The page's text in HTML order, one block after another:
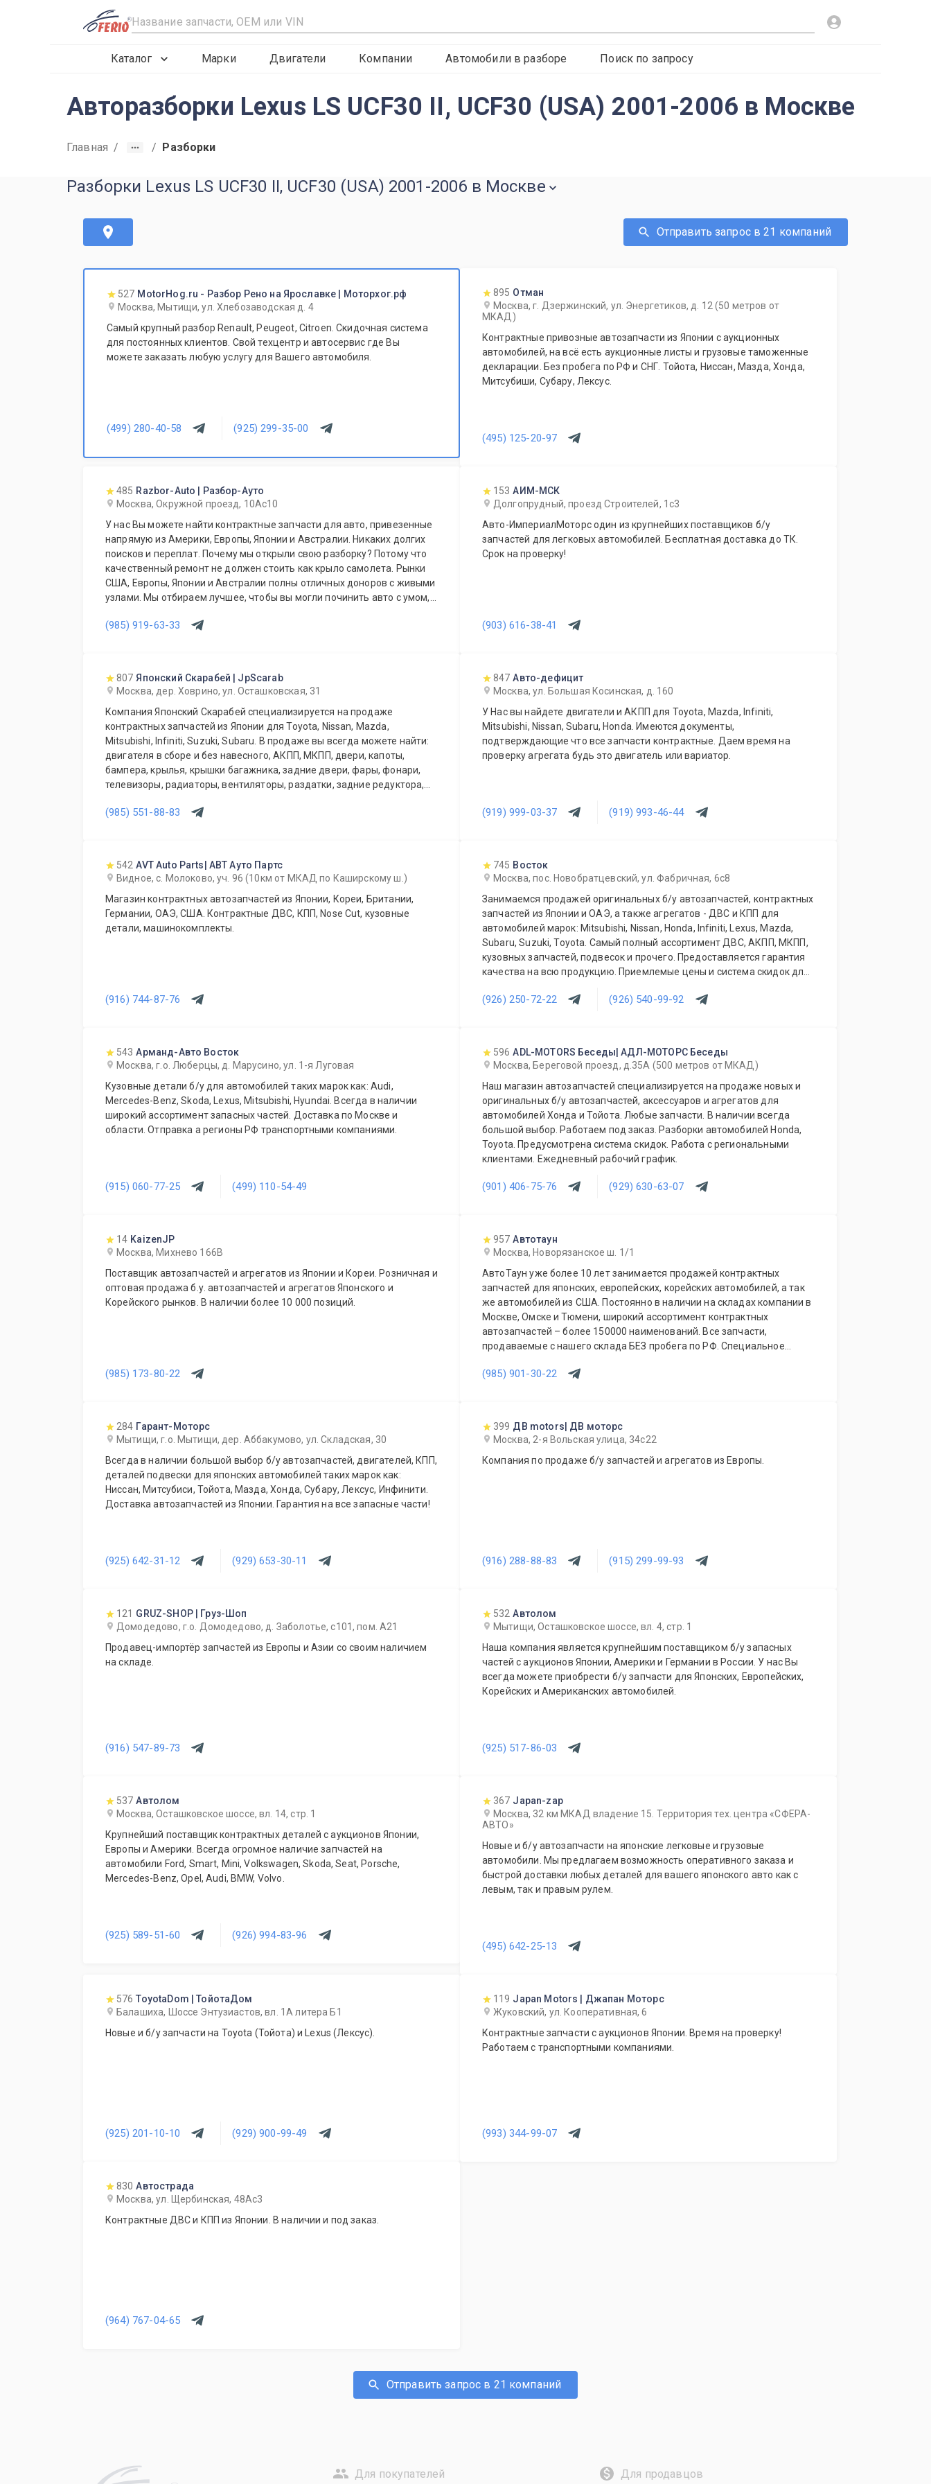
R
Каталог Марки Двигатели Компании Автомобили в разборе Поиск по запросу
Авторазборки Lexus LS UCF30 II, UCF30 (USA) 2001-2006 в Москве
Главная / / Разборки
Разборки Lexus LS UCF30 II, UCF30 (USA) 2001-2006 в Москве
Отправить запрос в 21 компаний
527 MotorHog.ru - Разбор Рено на Ярославке | Моторхог.рф
Москва, Мытищи, ул. Хлебозаводская д. 4
Самый крупный разбор Renault, Peugeot, Citroen. Скидочная система
для постоянных клиентов. Свой техцентр и автосервис где Вы
можете заказать любую услугу для Вашего автомобиля.
(499) 280-40-58 (925) 299-35-00
895 Отман
Москва, г. Дзержинский, ул. Энергетиков, д. 12 (50 метров от
МКАД)
Контрактные привозные автозапчасти из Японии с аукционных
автомобилей, на всё есть аукционные листы и грузовые таможенные
декларации. Без пробега по РФ и СНГ. Тойота, Ниссан, Мазда, Хонда,
Митсубиши, Субару, Лексус.
(495) 125-20-97
485 Razbor-Auto | Разбор-Ауто
Москва, Окружной проезд, 10Ас10
У нас Вы можете найти контрактные запчасти для авто, привезенные
напрямую из Америки, Европы, Японии и Австралии. Никаких долгих
поисков и переплат. Почему мы открыли свою разборку? Потому что
качественный ремонт не должен стоить как крыло самолета. Рынки
США, Европы, Японии и Австралии полны отличных доноров с живыми
узлами. Мы отбираем лучшее, чтобы вы могли починить авто с умом, а
(985) 919-63-33
153 АИМ-МСК
Долгопрудный, проезд Строителей, 1с3
Авто-ИмпериалМоторс один из крупнейших поставщиков б/у
запчастей для легковых автомобилей. Бесплатная доставка до ТК.
Срок на проверку!
(903) 616-38-41
807 Японский Скарабей | JpScarab
Москва, дер. Ховрино, ул. Осташковская, 31
Компания Японский Скарабей специализируется на продаже
контрактных запчастей из Японии для Toyota, Nissan, Mazda,
Mitsubishi, Infiniti, Suzuki, Subaru. В продаже вы всегда можете найти:
двигателя в сборе и без навесного, АКПП, МКПП, двери, капоты,
бампера, крылья, крышки багажника, задние двери, фары, фонари,
телевизоры, радиаторы, вентиляторы, раздатки, задние редуктора,
позиций. Так же мы осуществляем доставку по Москве и Московской
(985) 551-88-83
847 Авто-дефицит
Москва, ул. Большая Косинская, д. 160
У Нас вы найдете двигатели и АКПП для Toyota, Mazda, Infiniti,
Mitsubishi, Nissan, Subaru, Honda. Имеются документы,
подтверждающие что все запчасти контрактные. Даем время на
проверку агрегата будь это двигатель или вариатор.
(919) 999-03-37 (919) 993-46-44
542 AVT Auto Parts| АВТ Ауто Партс
Видное, с. Молоково, уч. 96 (10км от МКАД по Каширскому ш.)
Магазин контрактных автозапчастей из Японии, Кореи, Британии,
Германии, ОАЭ, США. Контрактные ДВС, КПП, Nose Cut, кузовные
детали, машинокомплекты.
(916) 744-87-76
745 Восток
Москва, пос. Новобратцевский, ул. Фабричная, 6с8
Занимаемся продажей оригинальных б/у автозапчастей, контрактных
запчастей из Японии и ОАЭ, а также агрегатов - ДВС и КПП для
автомобилей марок: Mitsubishi, Nissan, Honda, Infiniti, Lexus, Mazda,
Subaru, Suzuki, Toyota. Самый полный ассортимент ДВС, АКПП, МКПП,
кузовных запчастей, подвесок и прочего. Предоставляется гарантия
качества на всю продукцию. Приемлемые цены и система скидок для
ежедневно!
(926) 250-72-22 (926) 540-99-92
543 Арманд-Авто Восток
Москва, г.о. Люберцы, д. Марусино, ул. 1-я Луговая
Кузовные детали б/у для автомобилей таких марок как: Audi,
Mercedes-Benz, Skoda, Lexus, Mitsubishi, Hyundai. Всегда в наличии
широкий ассортимент запасных частей. Доставка по Москве и
области. Отправка а регионы РФ транспортными компаниями.
(915) 060-77-25 (499) 110-54-49
596 ADL-MOTORS Беседы| АДЛ-МОТОРС Беседы
Москва, Береговой проезд, д.35А (500 метров от МКАД)
Наш магазин автозапчастей специализируется на продаже новых и
оригинальных б/у автозапчастей, аксессуаров и агрегатов для
автомобилей Хонда и Тойота. Любые запчасти. В наличии всегда
большой выбор. Работаем под заказ. Разборки автомобилей Honda,
Toyota. Предусмотрена система скидок. Работа с региональными
клиентами. Ежедневный рабочий график.
(901) 406-75-76 (929) 630-63-07
14 KaizenJP
Москва, Михнево 166В
Поставщик автозапчастей и агрегатов из Японии и Кореи. Розничная и
оптовая продажа б.у. автозапчастей и агрегатов Японского и
Корейского рынков. В наличии более 10 000 позиций.
(985) 173-80-22
957 Автотаун
Москва, Новорязанское ш. 1/1
АвтоТаун уже более 10 лет занимается продажей контрактных
запчастей для японских, европейских, корейских автомобилей, а так
же автомобилей из США. Постоянно в наличии на складах компании в
Москве, Омске и Тюмени, широкий ассортимент контрактных
автозапчастей – более 150000 наименований. Все запчасти,
продаваемые с нашего склада БЕЗ пробега по РФ. Специальное
(985) 901-30-22
284 Гарант-Моторс
Мытищи, г.о. Мытищи, дер. Аббакумово, ул. Складская, 30
Всегда в наличии большой выбор б/у автозапчастей, двигателей, КПП,
деталей подвески для японских автомобилей таких марок как:
Ниссан, Митсубиси, Тойота, Мазда, Хонда, Субару, Лексус, Инфинити.
Доставка автозапчастей из Японии. Гарантия на все запасные части!
(925) 642-31-12 (929) 653-30-11
399 ДВ motors| ДВ моторс
Москва, 2-я Вольская улица, 34с22
Компания по продаже б/у запчастей и агрегатов из Европы.
(916) 288-88-83 (915) 299-99-93
121 GRUZ-SHOP | Груз-Шоп
Домодедово, г.о. Домодедово, д. Заболотье, с101, пом. А21
Продавец-импортёр запчастей из Европы и Азии со своим наличием
на складе.
(916) 547-89-73
532 Автолом
Мытищи, Осташковское шоссе, вл. 4, стр. 1
Наша компания является крупнейшим поставщиком б/у запасных
частей с аукционов Японии, Америки и Германии в России. У нас Вы
всегда можете приобрести б/у запчасти для Японских, Европейских,
Корейских и Американских автомобилей.
(925) 517-86-03
537 Автолом
Москва, Осташковское шоссе, вл. 14, стр. 1
Крупнейший поставщик контрактных деталей с аукционов Японии,
Европы и Америки. Всегда огромное наличие запчастей на
автомобили Ford, Smart, Mini, Volkswagen, Skoda, Seat, Porsche,
Mercedes-Benz, Opel, Audi, BMW, Volvo.
(925) 589-51-60 (926) 994-83-96
367 Japan-zap
Москва, 32 км МКАД владение 15. Территория тех. центра «СФЕРА-
АВТО»
Новые и б/у автозапчасти на японские легковые и грузовые
автомобили. Мы предлагаем возможность оперативного заказа и
быстрой доставки любых деталей для вашего японского авто как с
левым, так и правым рулем.
(495) 642-25-13
576 ToyotaDom | ТойотаДом
Балашиха, Шоссе Энтузиастов, вл. 1А литера Б1
Новые и б/у запчасти на Toyota (Тойота) и Lexus (Лексус).
(925) 201-10-10 (929) 900-99-49
119 Japan Motors | Джапан Моторс
Жуковский, ул. Кооперативная, 6
Контрактные запчасти с аукционов Японии. Время на проверку!
Работаем с транспортными компаниями.
(993) 344-99-07
830 Автострада
Москва, ул. Щербинская, 48Ас3
Контрактные ДВС и КПП из Японии. В наличии и под заказ.
(964) 767-04-65
Отправить запрос в 21 компаний
Для покупателей Для продавцов